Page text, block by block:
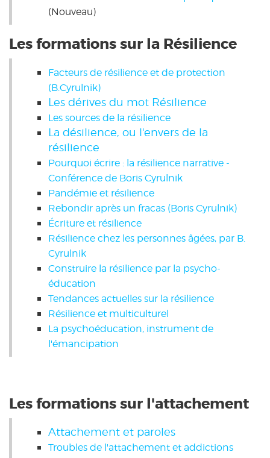
(Nouveau)
Les formations sur la Résilience
Facteurs de résilience et de protection
(B.Cyrulnik)
Les dérives du mot Résilience
Les sources de la résilience
La désilience, ou l'envers de la
résilience
Pourquoi écrire : la résilience narrative -
Conférence de Boris Cyrulnik
Pandémie et résilience
Rebondir après un fracas (Boris Cyrulnik)
Écriture et résilience
Résilience chez les personnes âgées, par B.
Cyrulnik
Construire la résilience par la psycho-
éducation
Tendances actuelles sur la résilience
Résilience et multiculturel
La psychoéducation, instrument de
l'émancipation
Les formations sur l'attachement
Attachement et paroles
Troubles de l'attachement et addictions